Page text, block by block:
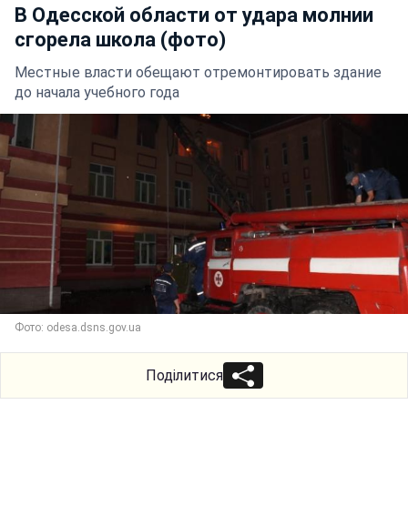
В Одесской области от удара молнии
сгорела школа (фото)
Местные власти обещают отремонтировать здание
до начала учебного года
Фото: odesa.dsns.gov.ua
Поділитися